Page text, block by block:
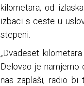
kilometara, od
izbaci s ceste u
stepeni.
„Dvadeset
Delovao je
nas zaplaši, radio bi